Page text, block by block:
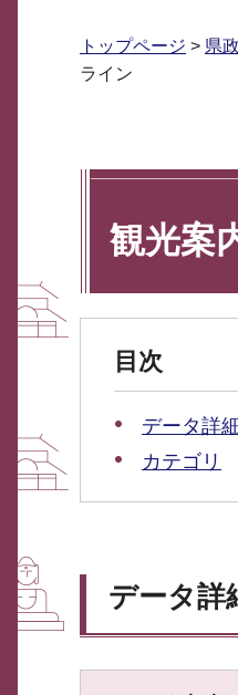
トップページ > 県
ライン
観光案
目次
データ詳
カテゴリ
データ詳